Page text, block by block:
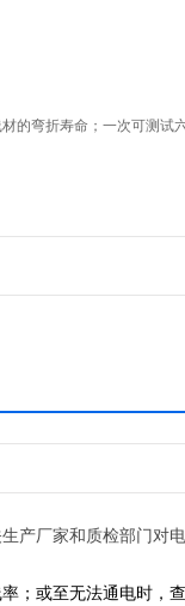
的弯折寿命；一次可测试
产厂家和质检部门对电
；或至无法通电时，